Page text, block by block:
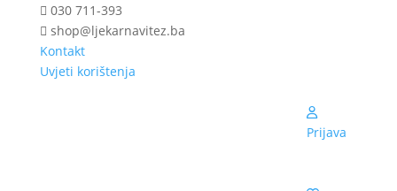
030 711-393
shop@ljekarnavitez.ba
Kontakt
Uvjeti korištenja
Prijava